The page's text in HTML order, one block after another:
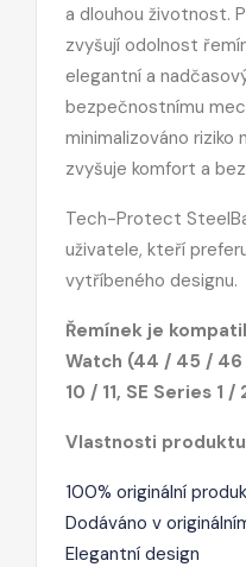
a dlouhou životnost.
zvyšují odolnost
elegantní a
bezpečnostnímu
minimalizováno
zvyšuje komfort a
Tech-Protect
uživatele, kteří
vytříbeného designu.
Řemínek je
Watch (44 / 45 /
10 / 11, SE Series 1
Vlastnosti
100% originální
Dodáváno v
Elegantní design